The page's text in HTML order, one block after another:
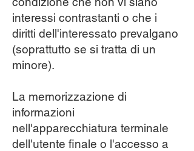
interessi contrastanti o che i
diritti dell'interessato prevalgano
(soprattutto se si tratta di un
minore).
La memorizzazione di
informazioni
nell'apparecchiatura terminale
dell'utente finale o l'accesso a